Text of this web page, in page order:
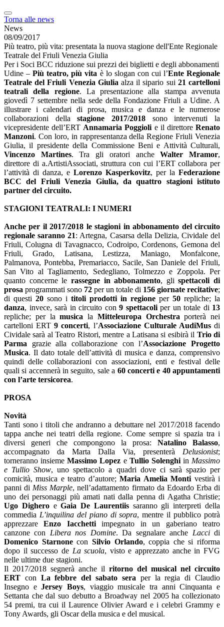
Torna alle news
News
08/09/2017
Più teatro, più vita: presentata la nuova stagione dell'Ente Regionale
Teatrale del Friuli Venezia Giulia
Per i Soci BCC riduzione sui prezzi dei biglietti e degli abbonamenti
Udine –Più teatro, più vita è lo slogan con cui l’Ente Regionale
Teatrale del Friuli Venezia Giulia alza il sipario sui 21 cartelloni
teatrali della regione. La presentazione alla stampa avvenuta
giovedì 7 settembre nella sede della Fondazione Friuli a Udine. A
illustrare i calendari di prosa, musica e danza e le numerose
collaborazioni dellastagione 2017/2018 sono intervenuti la
vicepresidente dell’ERT Annamaria Poggioli e il direttoreRenato
Manzoni. Con loro, in rappresentanza della Regione Friuli Venezia
Giulia, il presidente della Commissione Beni e Attività Culturali,
Vincenzo Martines. Tra gli oratori ancheWalter Mramor,
direttore di a.ArtistiAssociati, struttura con cui l’ERT collabora per
l’attività di danza, e Lorenzo Kasperkovitz, per la Federazione
BCC del Friuli Venezia Giulia, da quattro stagioni istituto
partner del circuito.
STAGIONI TEATRALI: I NUMERI
Anche per il 2017/2018 le stagioni in abbonamento del circuito
regionale saranno 21: Artegna, Casarsa della Delizia, Cividale del
Friuli, Colugna di Tavagnacco, Codroipo, Cordenons, Gemona del
Friuli, Grado, Latisana, Lestizza, Maniago, Monfalcone,
Palmanova, Pontebba, Premariacco, Sacile, San Daniele del Friuli,
San Vito al Tagliamento, Sedegliano, Tolmezzo e Zoppola. Per
quanto concerne le rassegne in abbonamento, glispettacoli di
prosa programmati sono 72 per un totale di 156 giornate recitative;
di questi 20 sono i titoli prodotti in regione per 50 repliche; la
danza, invece, sarà in circuito con 9 spettacoliper un totale di 13
repliche; per lamusica la Mitteleuropa Orchestra porterà nei
cartelloni ERT9 concerti, l’Associazione Culturale AudiMusdi
Cividale sarà al Teatro Ristori, mentre a Latisana si esibirà il Trio di
Parma grazie alla collaborazione con l’Associazione Progetto
Musica. Il dato totale dell’attività di musica e danza, comprensivo
quindi delle collaborazioni con associazioni, enti e festival delle
quali si accennerà in seguito, sale a 60 concerti e 40 appuntamenti
con l’arte tersicorea.
PROSA
Novità
Tanti sono i titoli che andranno a debuttare nel 2017/2018 facendo
tappa anche nei teatri della regione. Come sempre si spazia tra i
diversi generi che compongono la prosa: Natalino Balasso,
accompagnato da Marta Dalla Via, presenterà Delusionist;
torneranno insiemeMassimo Lopez e Tullio Solenghiin Massimo
e Tullio Show, uno spettacolo a quadri dove ci sarà spazio per
comicità, musica e teatro d’autore;Maria Amelia Monti vestirà i
panni di Miss Marple, nell’adattamento firmato da Edoardo Erba di
uno dei personaggi più amati nati dalla penna di Agatha Christie;
Ugo DigheroeGaia De Laurentiis saranno gli interpreti della
commedia L’inquilina del piano di sopra, mentre il pubblico potrà
apprezzareEnzo Iacchettiimpegnato in un gaberiano teatro
canzone con Libera nos Domine. Da segnalare anche Laccidi
Domenico Starnonecon Silvio Orlando, coppia che si riforma
dopo il successo de La scuola, visto e apprezzato anche in FVG
nelle ultime due stagioni.
Il 2017/2018 segnerà anche il ritorno del musical nel circuito
ERT con La febbre del sabato sera per la regia di Claudio
Insegno eJersey Boys, viaggio musicale tra anni Cinquanta e
Settanta che dal suo debutto a Broadway nel 2005 ha collezionato
54 premi, tra cui il Laurence Olivier Award e i celebri Grammy e
Tony Awards, gli Oscar della musica e del musical.